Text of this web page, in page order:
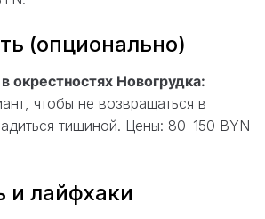
(опционально)
окрестностях Новогрудка:
чтобы не возвращаться в
тишиной. Цены: 80–150 BYN
и лайфхаки